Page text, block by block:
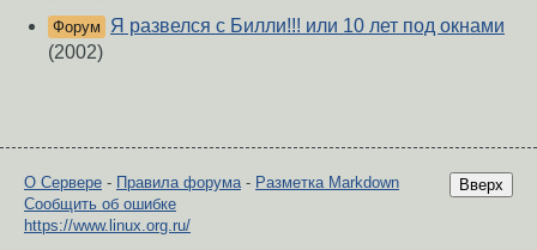
Форум
Я развелся с Билли!!! или 10 лет под окнами
(2002)
Вверх
О Сервере - Правила форума- Разметка Markdown
Сообщить об ошибке
https://www.linux.org.ru/